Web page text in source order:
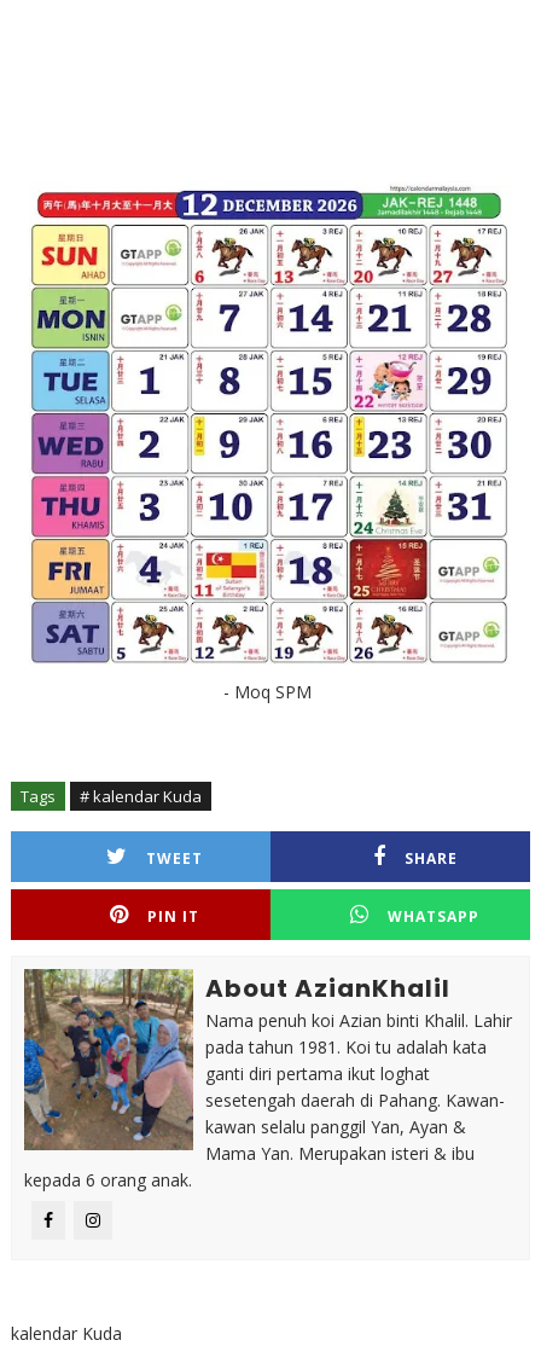
- Moq SPM
Tags # kalendar Kuda
TWEET SHARE
PIN IT WHATSAPP
About AzianKhalil
Nama penuh koi Azian binti Khalil. Lahir
pada tahun 1981. Koi tu adalah kata
ganti diri pertama ikut loghat
sesetengah daerah di Pahang. Kawan-
kawan selalu panggil Yan, Ayan &
Mama Yan. Merupakan isteri & ibu
kepada 6 orang anak.
kalendar Kuda